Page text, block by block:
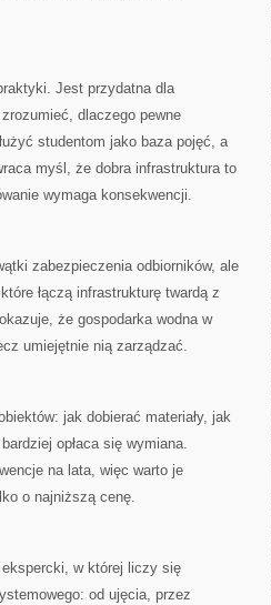
Jest przydatna dla
dlaczego pewne
studentom jako baza pojęć, a
myśl, że dobra infrastruktura to
wymaga konsekwencji.
zabezpieczenia odbiorników, ale
łączą infrastrukturę twardą z
że gospodarka wodna w
umiejętnie nią zarządzać.
jak dobierać materiały, jak
opłaca się wymiana.
na lata, więc warto je
o najniższą cenę.
ekspercki, w której liczy się
od ujęcia, przez